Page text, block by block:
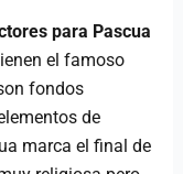
para Pascua
el famoso
fondos
de
marca el final de